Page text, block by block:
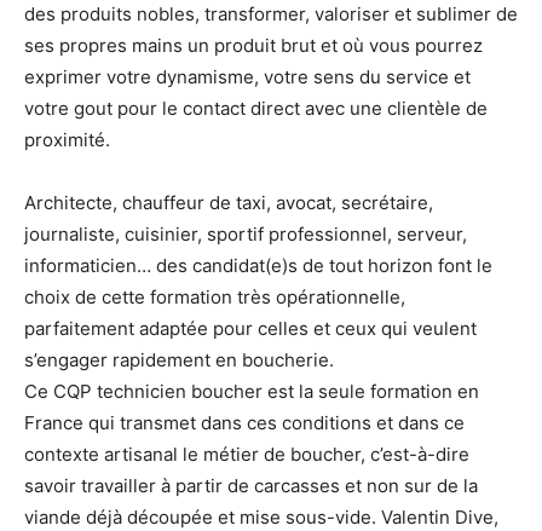
des produits nobles, transformer, valoriser et sublimer de
ses propres mains un produit brut et où vous pourrez
exprimer votre dynamisme, votre sens du service et
votre gout pour le contact direct avec une clientèle de
proximité.
Architecte, chauffeur de taxi, avocat, secrétaire,
journaliste, cuisinier, sportif professionnel, serveur,
informaticien… des candidat(e)s de tout horizon font le
choix de cette formation très opérationnelle,
parfaitement adaptée pour celles et ceux qui veulent
s’engager rapidement en boucherie.
Ce CQP technicien boucher est la seule formation en
France qui transmet dans ces conditions et dans ce
contexte artisanal le métier de boucher, c’est-à-dire
savoir travailler à partir de carcasses et non sur de la
viande déjà découpée et mise sous-vide. Valentin Dive,